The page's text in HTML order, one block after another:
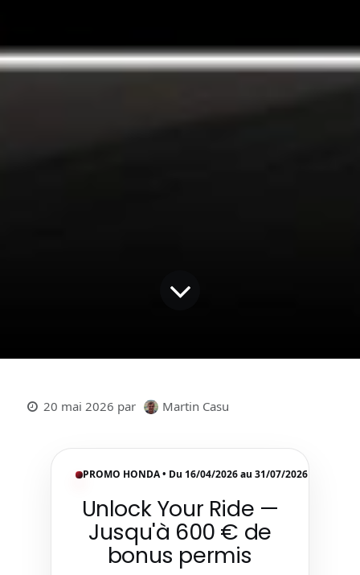
20 mai 2026 par Martin Casu
PROMO HONDA • Du 16/04/2026 au 31/07/2026
Unlock Your Ride —
Jusqu'à 600 € de
bonus permis